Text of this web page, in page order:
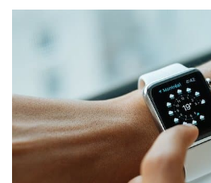
Smartphonetarife
Flatrate-Prepaidtarife
Mobilfunk-Vergleichsrechner
Mobilfunk-Tarifrechner
Flatrate-Datentarife